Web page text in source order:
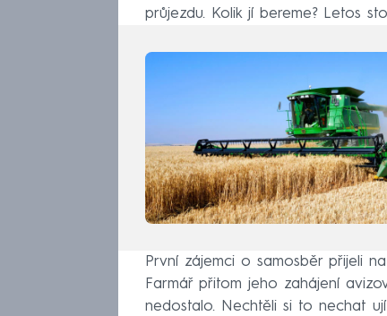
průjezdu. Kolik jí bereme? Letos
První zájemci o samosběr přijeli
Farmář přitom jeho zahájení
nedostalo. Nechtěli si to nechat